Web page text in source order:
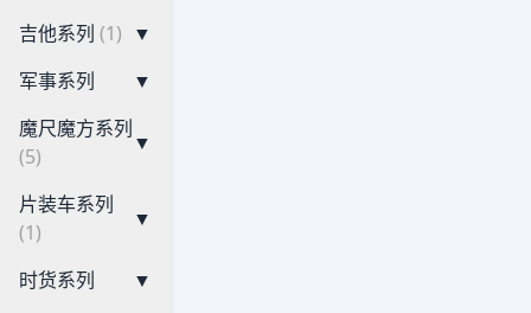
吉他系列 (1) ▼
军事系列
▼
魔尺魔方系列
(5)
▼
片装车系列
(1)
▼
时货系列
▼